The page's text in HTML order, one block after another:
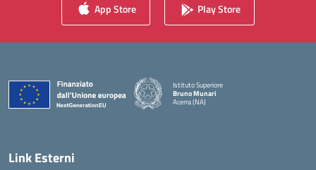
App Store Play Store
Istituto Superiore
Bruno Munari
Acerra (NA)
Link Esterni